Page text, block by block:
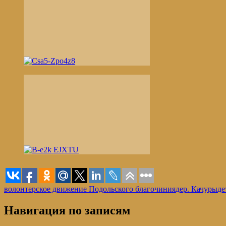
волонтерское движение Подольского благочиниядер. Качуры
Навигация по записям